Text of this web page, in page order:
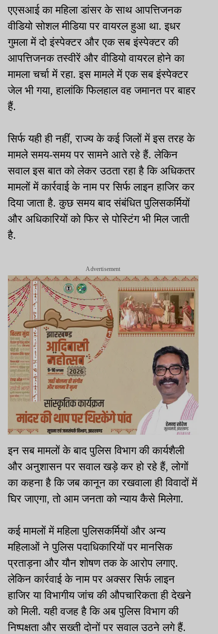
एएसआई का महिला डांसर के साथ आपत्तिजनक
वीडियो सोशल मीडिया पर वायरल हुआ था. इधर
गुमला में दो इंस्पेक्टर और एक सब इंस्पेक्टर की
आपत्तिजनक तस्वीरें और वीडियो वायरल होने का
मामला चर्चा में रहा. इस मामले में एक सब इंस्पेक्टर
जेल भी गया, हालांकि फिलहाल वह जमानत पर बाहर
हैं.
सिर्फ यही ही नहीं, राज्य के कई जिलों में इस तरह के
मामले समय-समय पर सामने आते रहे हैं. लेकिन
सवाल इस बात को लेकर उठता रहा है कि अधिकतर
मामलों में कार्रवाई के नाम पर सिर्फ लाइन हाजिर कर
दिया जाता है. कुछ समय बाद संबंधित पुलिसकर्मियों
और अधिकारियों को फिर से पोस्टिंग भी मिल जाती
है.
Advertisement
इन सब मामलों के बाद पुलिस विभाग की कार्यशैली
और अनुशासन पर सवाल खड़े कर हो रहे हैं, लोगों
का कहना है कि जब कानून का रखवाला ही विवादों में
घिर जाएगा, तो आम जनता को न्याय कैसे मिलेगा.
कई मामलों में महिला पुलिसकर्मियों और अन्य
महिलाओं ने पुलिस पदाधिकारियों पर मानसिक
प्रताड़ना और यौन शोषण तक के आरोप लगाए.
लेकिन कार्रवाई के नाम पर अक्सर सिर्फ लाइन
हाजिर या विभागीय जांच की औपचारिकता ही देखने
को मिली. यही वजह है कि अब पुलिस विभाग की
निष्पक्षता और सख्ती दोनों पर सवाल उठने लगे हैं.